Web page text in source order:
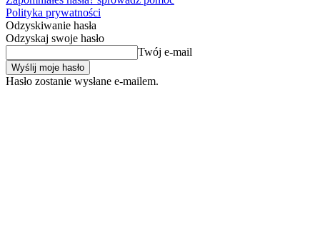
Polityka prywatności
Odzyskiwanie hasła
Odzyskaj swoje hasło
Twój e-mail
Hasło zostanie wysłane e-mailem.